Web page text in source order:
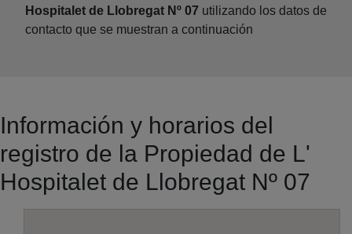
Hospitalet de Llobregat Nº 07 utilizando los datos de
contacto que se muestran a continuación
Información y horarios del
registro de la Propiedad de L'
Hospitalet de Llobregat Nº 07